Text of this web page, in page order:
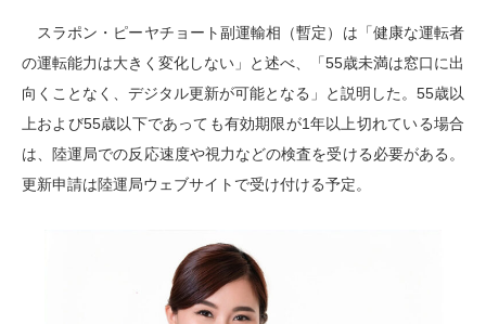
スラポン・ピーヤチョート副運輸相（暫定）は「健康な運転者
の運転能力は大きく変化しない」と述べ、「55歳未満は窓口に出
向くことなく、デジタル更新が可能となる」と説明した。55歳以
上および55歳以下であっても有効期限が1年以上切れている場合
は、陸運局での反応速度や視力などの検査を受ける必要がある。
更新申請は陸運局ウェブサイトで受け付ける予定。